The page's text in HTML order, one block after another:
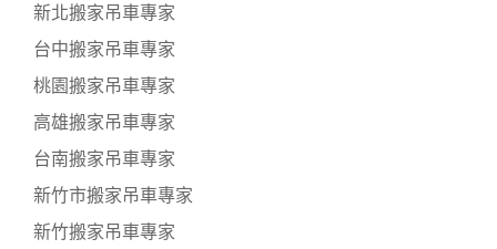
新北搬家吊車專家
台中搬家吊車專家
桃園搬家吊車專家
高雄搬家吊車專家
台南搬家吊車專家
新竹市搬家吊車專家
新竹搬家吊車專家